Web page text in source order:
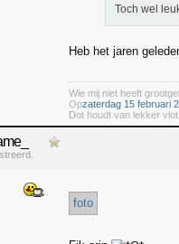
Toch wel
Heb het jaren
Wie mij niet heeft
Opzaterdag 15 februari
Dot houdt van lekker
foto